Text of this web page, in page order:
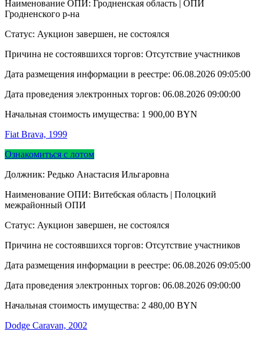
Наименование ОПИ: Гродненская область | ОПИ
Гродненского р-на
Статус: Аукцион завершен, не состоялся
Причина не состоявшихся торгов: Отсутствие участников
Дата размещения информации в реестре: 06.08.2026 09:05:00
Дата проведения электронных торгов: 06.08.2026 09:00:00
Начальная стоимость имущества: 1 900,00 BYN
Fiat Brava, 1999
Ознакомиться с лотом
Должник: Редько Анастасия Ильгаровна
Наименование ОПИ: Витебская область | Полоцкий
межрайонный ОПИ
Статус: Аукцион завершен, не состоялся
Причина не состоявшихся торгов: Отсутствие участников
Дата размещения информации в реестре: 06.08.2026 09:05:00
Дата проведения электронных торгов: 06.08.2026 09:00:00
Начальная стоимость имущества: 2 480,00 BYN
Dodge Caravan, 2002